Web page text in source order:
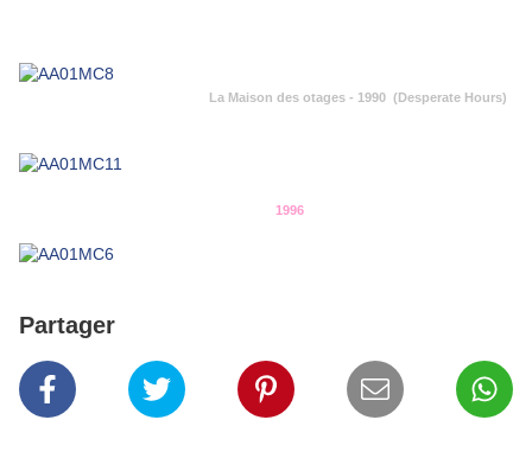
La Maison des otages - 1990 (Desperate Hours)
1996
Partager